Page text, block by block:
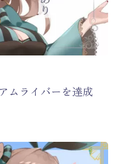
ムライバーを達成